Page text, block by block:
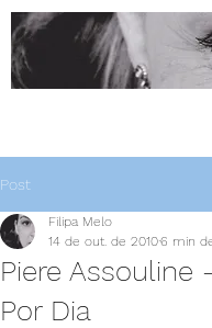
Post
Piere Assouline
Por Dia
Filipa Melo
14 de out. de 20106 min